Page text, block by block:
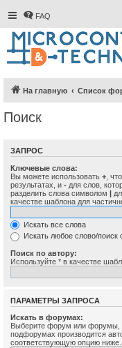
FAQ
На главную Список
Поиск
ЗАПРОС
Ключевые слова:
Вы можете использовать + ,
результатах, и - для слов,
разделить слова символом |
качестве шаблона для
Искать все слова
Искать любое слово/поиск
Поиск по автору:
Используйте * в качестве
ПАРАМЕТРЫ ЗАПРОСА
Искать в форумах:
Выберите форум или форумы,
подфорумах производится
соответствующую опцию ниже.